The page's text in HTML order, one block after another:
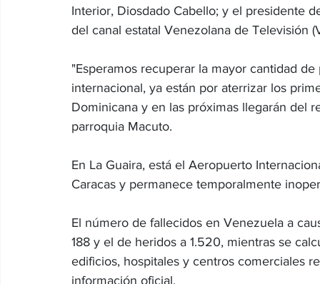
Interior, Diosdado Cabello; y el presidente
del canal estatal Venezolana de Televisión
"Esperamos recuperar la mayor cantidad
internacional, ya están por aterrizar los
Dominicana y en las próximas llegarán del
parroquia Macuto.
En La Guaira, está el Aeropuerto
Caracas y permanece temporalmente
El número de fallecidos en Venezuela a
188 y el de heridos a 1.520, mientras se
edificios, hospitales y centros comerciales
información oficial.